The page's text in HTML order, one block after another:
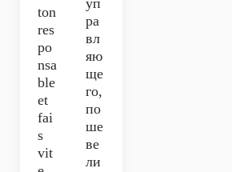
ton
res
po
nsa
ble
et
fai
s
vit
уп
ра
вл
яю
ще
го,
по
ше
ве
ли